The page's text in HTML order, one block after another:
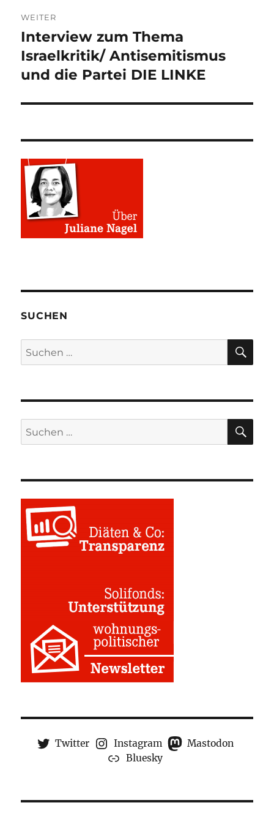
WEITER
Nächster
Beitrag:
Interview zum Thema
Israelkritik/ Antisemitismus
und die Partei DIE LINKE
SUCHEN
Suchen
nach:
Suchen
nach:
Twitter Instagram
Mastodon
Bluesky